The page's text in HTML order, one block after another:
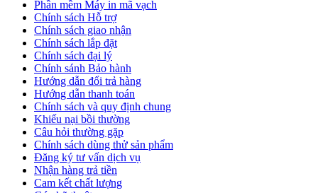
Phần mềm Máy in mã vạch
Chính sách Hỗ trợ
Chính sách giao nhận
Chính sách lắp đặt
Chính sách đại lý
Chính sánh Bảo hành
Hướng dẫn đổi trả hàng
Hướng dẫn thanh toán
Chính sách và quy định chung
Khiếu nại bồi thường
Câu hỏi thường gặp
Chính sách dùng thử sản phẩm
Đăng ký tư vấn dịch vụ
Nhận hàng trả tiền
Cam kết chất lượng